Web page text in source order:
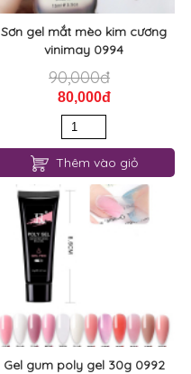
Sơn gel mắt mèo kim cương
vinimay 0994
90,000đ
80,000đ
Thêm vào giỏ
Gel gum poly gel 30g 0992